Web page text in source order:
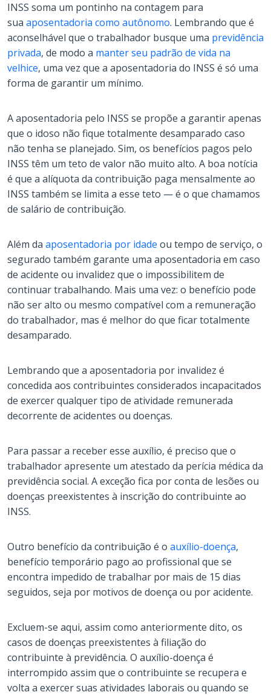
INSS soma um pontinho na contagem para
sua aposentadoria como autônomo. Lembrando que é
aconselhável que o trabalhador busque uma previdência
privada, de modo a manter seu padrão de vida na
velhice, uma vez que a aposentadoria do INSS é só uma
forma de garantir um mínimo.
A aposentadoria pelo INSS se propõe a garantir apenas
que o idoso não fique totalmente desamparado caso
não tenha se planejado. Sim, os benefícios pagos pelo
INSS têm um teto de valor não muito alto. A boa notícia
é que a alíquota da contribuição paga mensalmente ao
INSS também se limita a esse teto — é o que chamamos
de salário de contribuição.
Além da aposentadoria por idade ou tempo de serviço, o
segurado também garante uma aposentadoria em caso
de acidente ou invalidez que o impossibilitem de
continuar trabalhando. Mais uma vez: o benefício pode
não ser alto ou mesmo compatível com a remuneração
do trabalhador, mas é melhor do que ficar totalmente
desamparado.
Lembrando que a aposentadoria por invalidez é
concedida aos contribuintes considerados incapacitados
de exercer qualquer tipo de atividade remunerada
decorrente de acidentes ou doenças.
Para passar a receber esse auxílio, é preciso que o
trabalhador apresente um atestado da perícia médica da
previdência social. A exceção fica por conta de lesões ou
doenças preexistentes à inscrição do contribuinte ao
INSS.
Outro benefício da contribuição é o auxílio-doença,
benefício temporário pago ao profissional que se
encontra impedido de trabalhar por mais de 15 dias
seguidos, seja por motivos de doença ou por acidente.
Excluem-se aqui, assim como anteriormente dito, os
casos de doenças preexistentes à filiação do
contribuinte à previdência. O auxílio-doença é
interrompido assim que o contribuinte se recupera e
volta a exercer suas atividades laborais ou quando se